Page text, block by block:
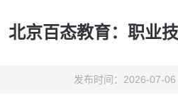
北京百态教育：职业
发布时间：2026-07-06